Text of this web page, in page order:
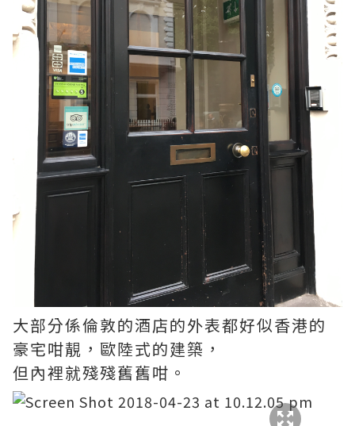
大部分係倫敦的酒店的外表都好似香港的
豪宅咁靚，歐陸式的建築，
但內裡就殘殘舊舊咁。